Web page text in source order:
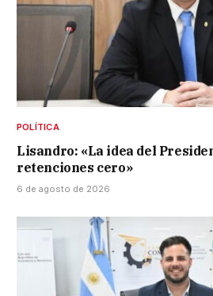
POLÍTICA
Lisandro: «La idea del
retenciones cero»
6 de agosto de 2026